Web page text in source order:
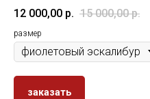
12 000,00 р. 15 000,00 р.
размер
заказать